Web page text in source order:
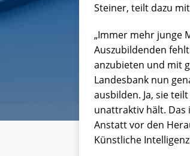
Steiner, teilt dazu
„Immer mehr junge
Auszubildenden
anzubieten und mit
Landesbank nun
ausbilden. Ja, sie
unattraktiv hält. Das
Anstatt vor den
Künstliche